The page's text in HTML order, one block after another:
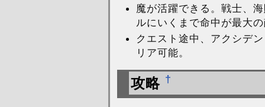
魔が活躍できる。戦士、
ルにいくまで命中が最大
クエスト途中、アクシデ
リア可能。
攻略 †